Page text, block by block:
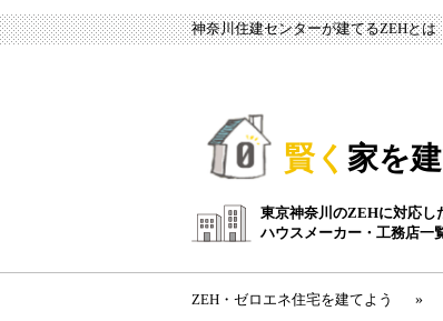
神奈川住建センターが建てるZEHとは
賢く 家を
東京神奈川のZEHに対応し
ハウスメーカー・工務店一
ZEH・ゼロエネ住宅を建てよう »